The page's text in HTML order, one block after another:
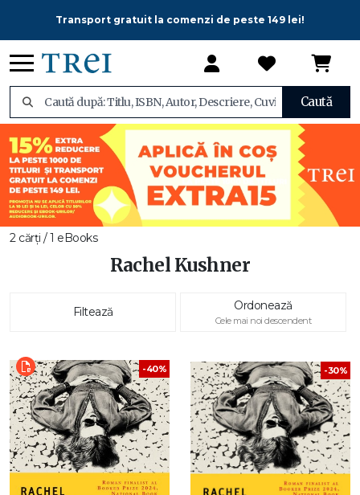
Transport gratuit la comenzi de peste 149 lei!
Caută
2 cărți / 1 eBooks
Rachel Kushner
Filtează Ordonează
Cele mai noi descendent
-40% -30%